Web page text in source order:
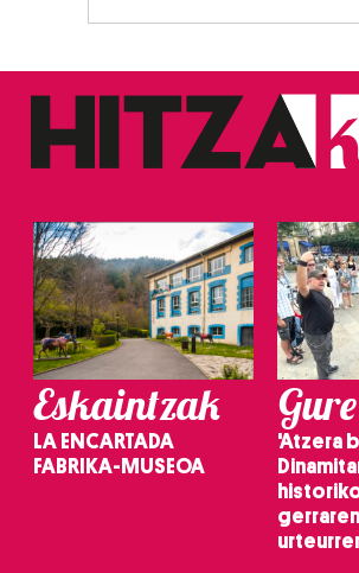
Eskaintzak
LA ENCARTADA
FABRIKA-MUSEOA
'Atzera